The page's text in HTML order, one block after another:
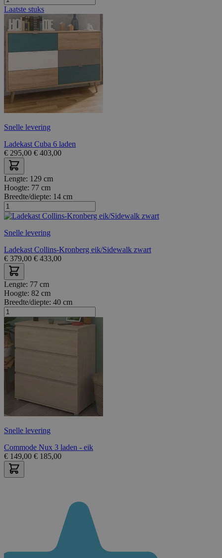
Laatste stuks
Snelle levering
Ladekast Cuba 6 laden
€ 295,00 € 403,00
Lengte: 129 cm
Hoogte: 77 cm
Breedte/diepte: 14 cm
Snelle levering
Ladekast Collins-Kronberg eik/Sidewalk zwart
€ 379,00 € 433,00
Lengte: 77 cm
Hoogte: 82 cm
Breedte/diepte: 40 cm
Snelle levering
Commode Nux 3 laden - eik
€ 149,00 € 185,00